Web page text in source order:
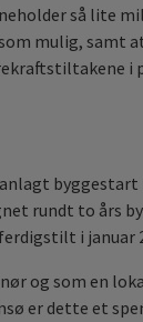
så lite
mulig, samt
i
byggestart
rundt to års
i januar
og som en
er dette et